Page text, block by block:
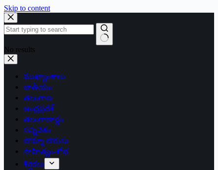
Skip to content
No results
ముఖ్యాంశాలు
జాతీయం
తెలంగాణ
ఆంధ్రప్రదేశ్
తెలంగాణార్థం
సన్నివేశం
బొమ్మా బొరుసు
సాహిత్యం-శోభ
శీర్షికలు